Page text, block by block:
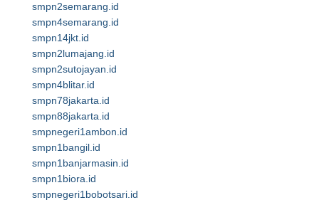
smpn2semarang.id
smpn4semarang.id
smpn14jkt.id
smpn2lumajang.id
smpn2sutojayan.id
smpn4blitar.id
smpn78jakarta.id
smpn88jakarta.id
smpnegeri1ambon.id
smpn1bangil.id
smpn1banjarmasin.id
smpn1biora.id
smpnegeri1bobotsari.id